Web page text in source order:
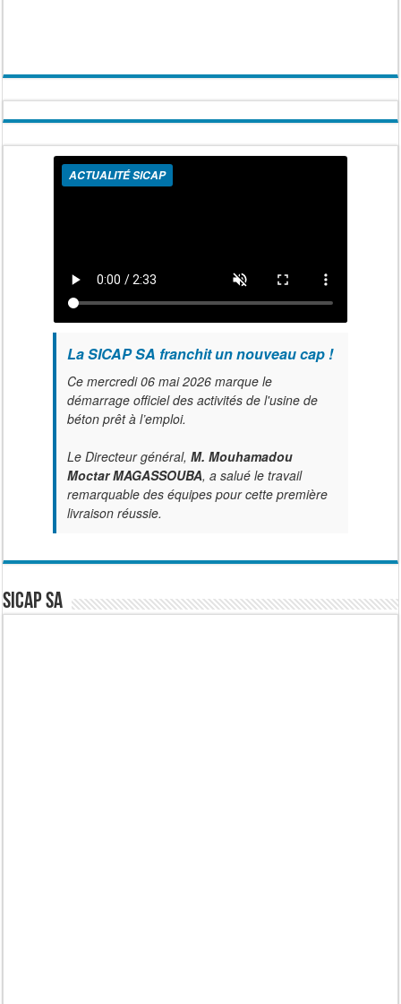
ACTUALITÉ SICAP
La SICAP SA franchit un nouveau cap !
Ce mercredi 06 mai 2026 marque le
démarrage officiel des activités de l'usine de
béton prêt à l’emploi.
Le Directeur général, M. Mouhamadou
Moctar MAGASSOUBA, a salué le travail
remarquable des équipes pour cette première
livraison réussie.
SICAP SA